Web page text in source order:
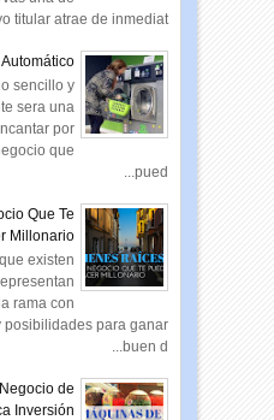
titular atrae de inmediat...
sencillo y
sera una
por
que
pued...
Que Te
Millonario
existen
rama con
posibilidades para ganar
buen d...
de
Inversión